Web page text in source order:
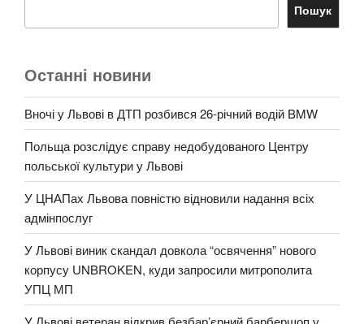
Пошук
Останні новини
Вночі у Львові в ДТП розбився 26-річний водій BMW
Польща розслідує справу недобудованого Центру
польської культури у Львові
У ЦНАПах Львова повністю відновили надання всіх
адмінпослуг
У Львові виник скандал довкола “освячення” нового
корпусу UNBROKEN, куди запросили митрополита
УПЦ МП